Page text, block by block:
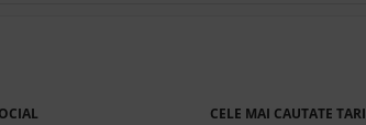
CELE MAI CAUTATE TARI